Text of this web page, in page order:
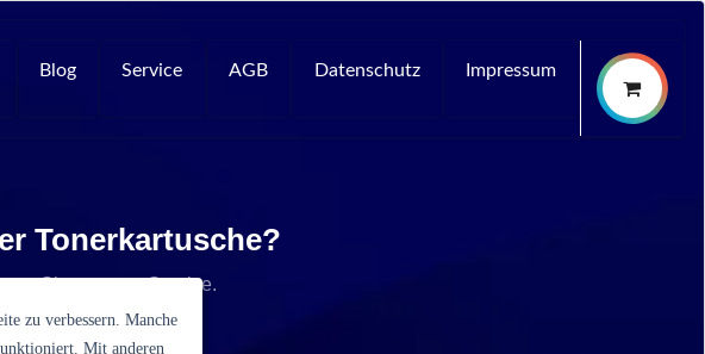
Blog Service AGB Datenschutz Impressum
Tonerkartusche?
Sie unseren Service.
zu verbessern. Manche
Mit anderen